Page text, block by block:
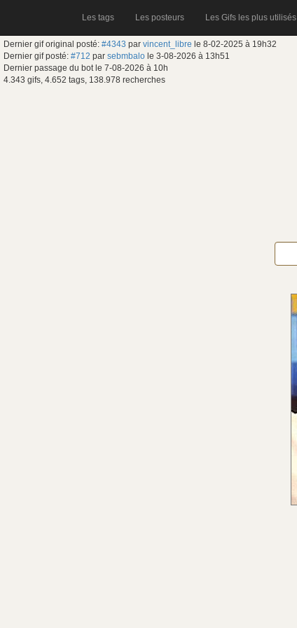
Les tags Les posteurs Les Gifs les plus utilisés
Dernier gif original posté: #4343 par vincent_libre le 8-02-2025 à 19h32
Dernier gif posté: #712 par sebmbalo le 3-08-2026 à 13h51
Dernier passage du bot le 7-08-2026 à 10h
4.343 gifs, 4.652 tags, 138.978 recherches